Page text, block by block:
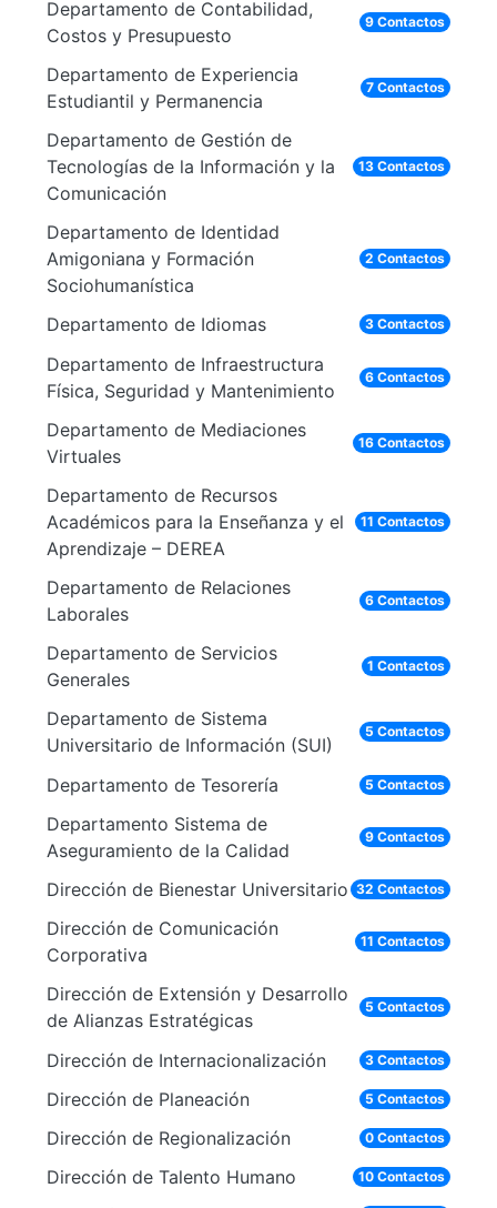
Departamento de Contabilidad,
Costos y Presupuesto
9 Contactos
Departamento de Experiencia
Estudiantil y Permanencia
7 Contactos
Departamento de Gestión de
Tecnologías de la Información y la
Comunicación
13 Contactos
Departamento de Identidad
Amigoniana y Formación
Sociohumanística
2 Contactos
Departamento de Idiomas 3 Contactos
Departamento de Infraestructura
Física, Seguridad y Mantenimiento
6 Contactos
Departamento de Mediaciones
Virtuales
16 Contactos
Departamento de Recursos
Académicos para la Enseñanza y el
Aprendizaje – DEREA
11 Contactos
Departamento de Relaciones
Laborales
6 Contactos
Departamento de Servicios
Generales
1 Contactos
Departamento de Sistema
Universitario de Información (SUI)
5 Contactos
Departamento de Tesorería 5 Contactos
Departamento Sistema de
Aseguramiento de la Calidad
9 Contactos
Dirección de Bienestar Universitario 32 Contactos
Dirección de Comunicación
Corporativa
11 Contactos
Dirección de Extensión y Desarrollo
de Alianzas Estratégicas
5 Contactos
Dirección de Internacionalización 3 Contactos
Dirección de Planeación 5 Contactos
Dirección de Regionalización 0 Contactos
Dirección de Talento Humano 10 Contactos